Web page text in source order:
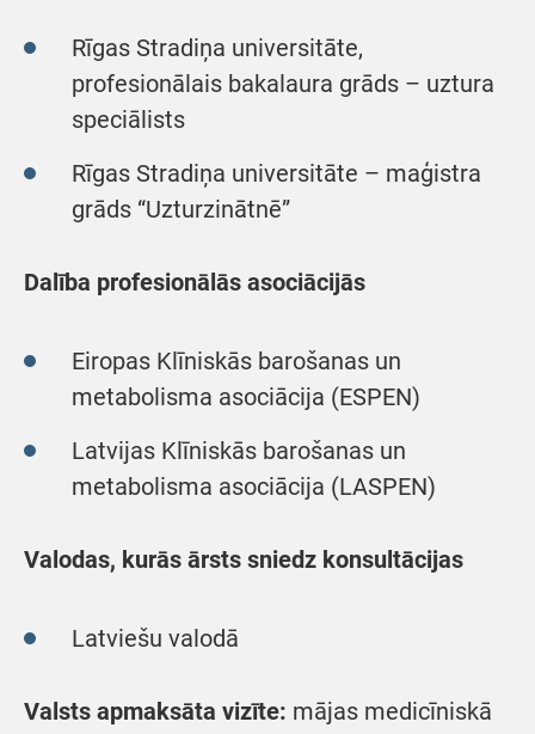
Rīgas Stradiņa universitāte,
profesionālais bakalaura grāds – uztura
speciālists
Rīgas Stradiņa universitāte – maģistra
grāds “Uzturzinātnē”
Dalība profesionālās asociācijās
Eiropas Klīniskās barošanas un
metabolisma asociācija (ESPEN)
Latvijas Klīniskās barošanas un
metabolisma asociācija (LASPEN)
Valodas, kurās ārsts sniedz konsultācijas
Latviešu valodā
Valsts apmaksāta vizīte: mājas medicīniskā